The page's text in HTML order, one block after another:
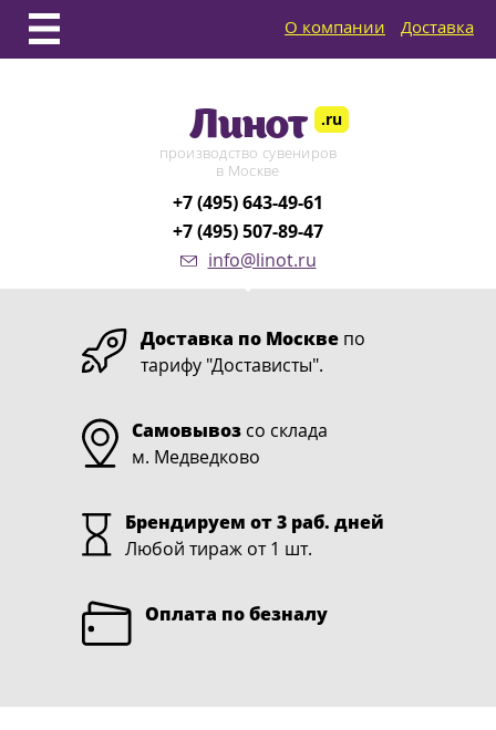
О компании Доставка
Линот .ru
производство сувениров
в Москве
+7 (495) 643-49-61
+7 (495) 507-89-47
info@linot.ru
Доставка по Москве по
тарифу "Достависты".
Самовывоз со склада
м. Медведково
Брендируем от 3 раб. дней
Любой тираж от 1 шт.
Оплата по безналу